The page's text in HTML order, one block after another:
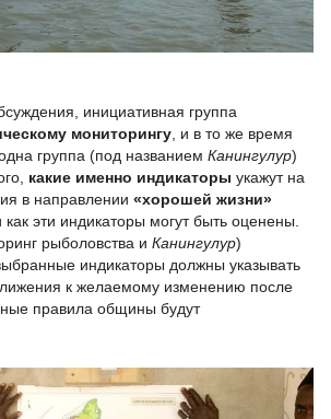
инициативная группа
мониторингу , и в то же время
группа (под названием Канингулур)
какие именно индикаторы укажут на
в направлении «хорошей жизни»
как эти индикаторы могут быть оценены.
рыболовства и Канингулур)
индикаторы должны указывать
к желаемому изменению после
правила общины будут